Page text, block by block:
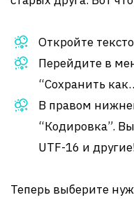
Откройте
Перейдите в
“Сохранить
В правом
“Кодировка”.
UTF-16 и
Теперь выберите